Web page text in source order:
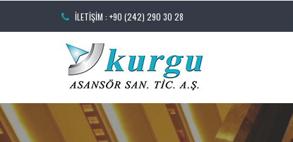
İLETIŞIM : +90 (242) 290 30 28